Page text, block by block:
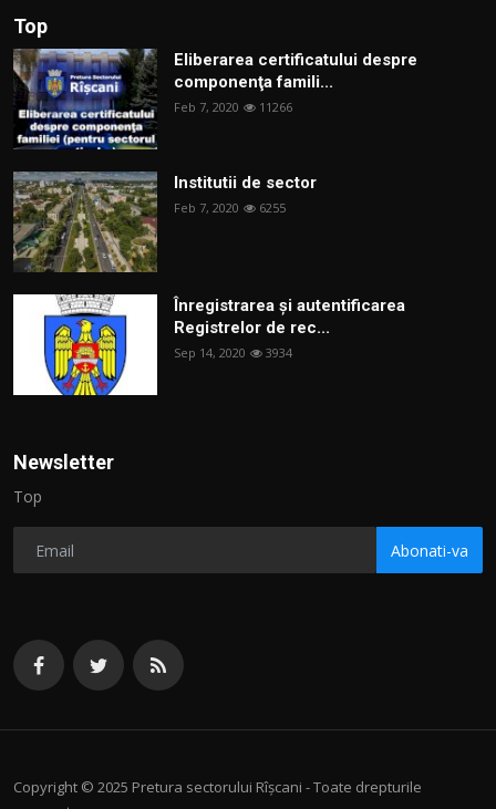
Top
Eliberarea certificatului despre
componenţa famili...
Feb 7, 2020 11266
Institutii de sector
Feb 7, 2020 6255
Înregistrarea și autentificarea
Registrelor de rec...
Sep 14, 2020 3934
Newsletter
Top
Abonati-va
Copyright © 2025 Pretura sectorului Rîșcani - Toate drepturile